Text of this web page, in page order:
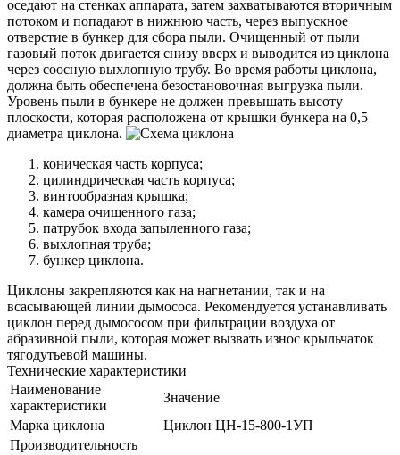
оседают на стенках аппарата, затем захватываются вторичным
потоком и попадают в нижнюю часть, через выпускное
отверстие в бункер для сбора пыли. Очищенный от пыли
газовый поток двигается снизу вверх и выводится из циклона
через соосную выхлопную трубу. Во время работы циклона,
должна быть обеспечена безостановочная выгрузка пыли.
Уровень пыли в бункере не должен превышать высоту
плоскости, которая расположена от крышки бункера на 0,5
диаметра циклона.
коническая часть корпуса;
цилиндрическая часть корпуса;
винтообразная крышка;
камера очищенного газа;
патрубок входа запыленного газа;
выхлопная труба;
бункер циклона.
Циклоны закрепляются как на нагнетании, так и на
всасывающей линии дымососа. Рекомендуется устанавливать
циклон перед дымососом при фильтрации воздуха от
абразивной пыли, которая может вызвать износ крыльчаток
тягодутьевой машины.
Технические характеристики
Наименование
характеристики
Значение
Марка циклона
Циклон ЦН-15-800-1УП
Производительность